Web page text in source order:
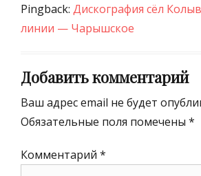
Pingback: Дискография сёл
линии — Чарышское
Добавить комментарий
Ваш адрес email не будет
Обязательные поля помечены *
Комментарий *